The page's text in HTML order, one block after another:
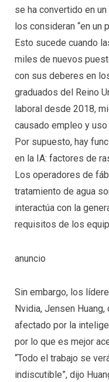
se ha convertido en
los consideran “en un
Esto sucede cuando
miles de nuevos
con sus deberes en
graduados del Reino
laboral desde 2018,
causado empleo y
Por supuesto, hay
en la IA: factores de
Los operadores de
tratamiento de agua
interactúa con la
requisitos de los
anuncio
Sin embargo, los
Nvidia, Jensen
afectado por la
por lo que es mejor
“Todo el trabajo se
indiscutible”, dijo